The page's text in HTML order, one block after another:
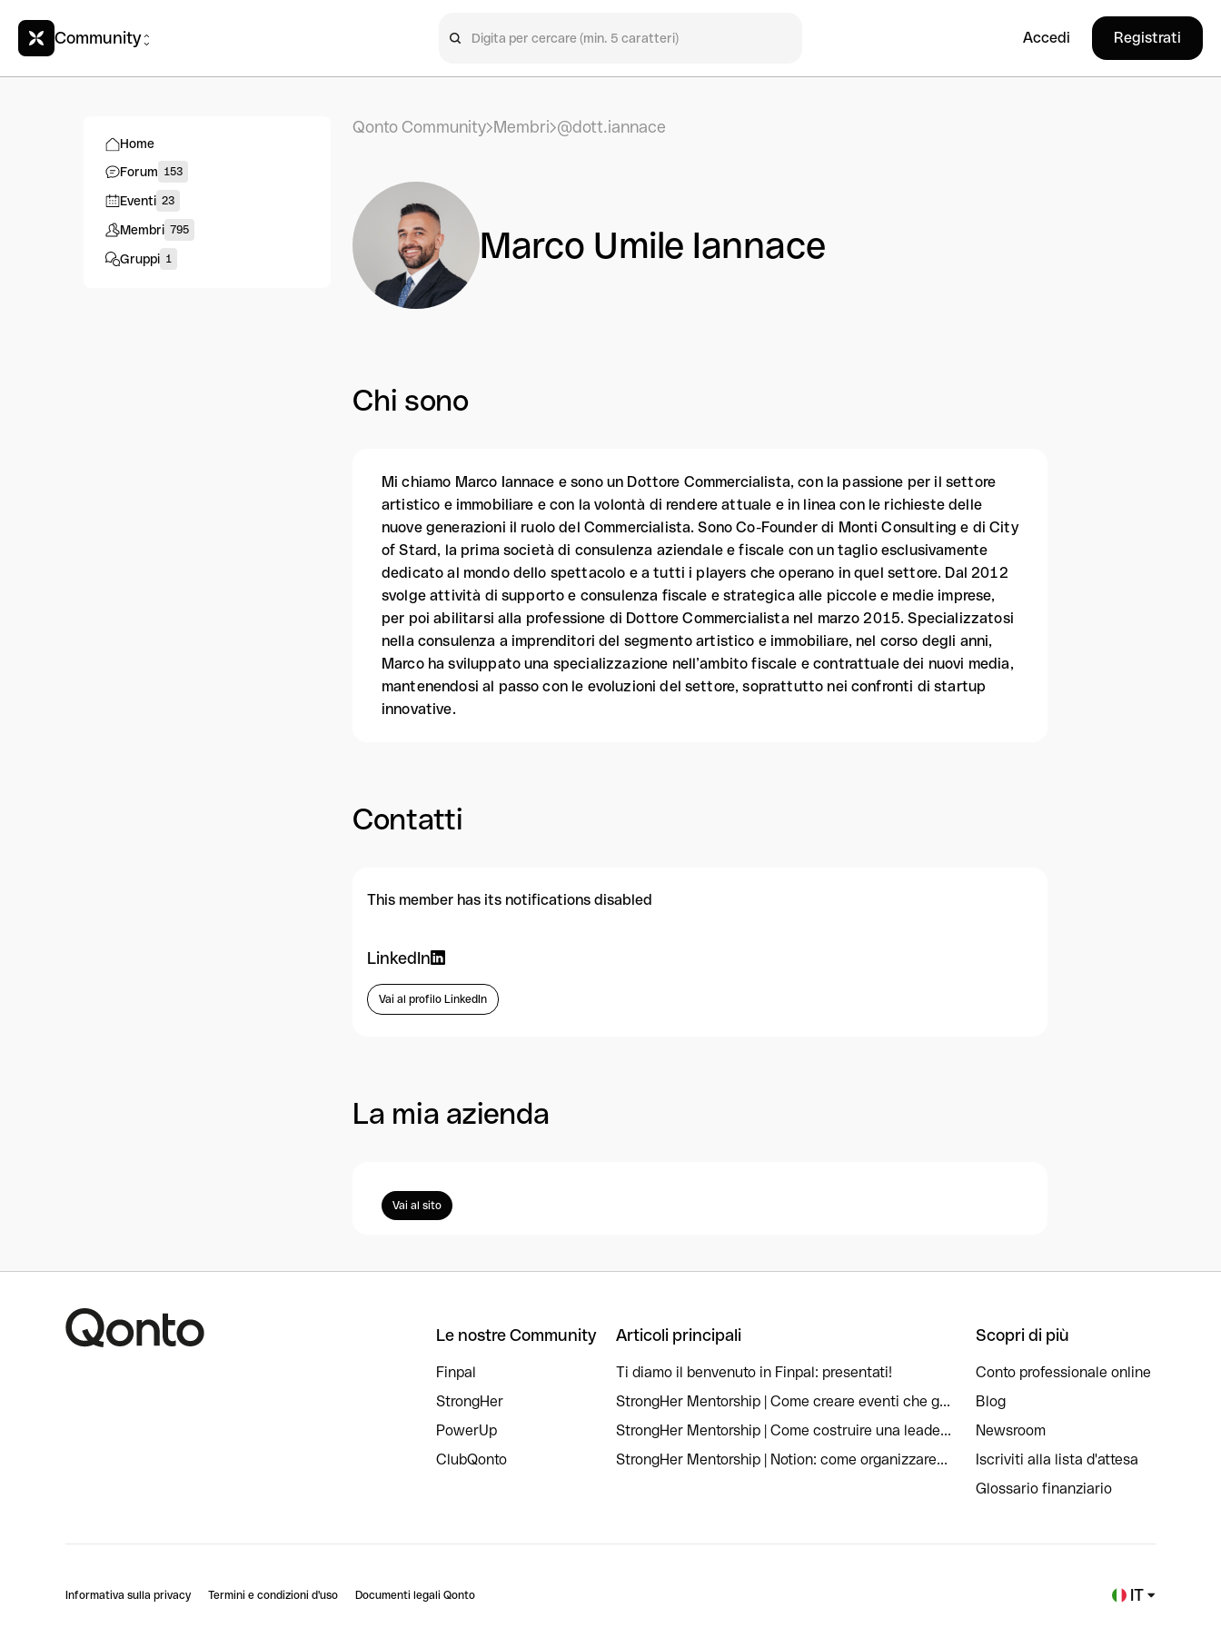
Community Accedi Registrati
Home
Forum 153
Eventi 23
Membri 795
Gruppi 1
Qonto Community Membri @dott.iannace
Marco Umile Iannace
Chi sono
Mi chiamo Marco Iannace e sono un Dottore Commercialista, con la passione per il settore
artistico e immobiliare e con la volontà di rendere attuale e in linea con le richieste delle
nuove generazioni il ruolo del Commercialista. Sono Co-Founder di Monti Consulting e di City
of Stard, la prima società di consulenza aziendale e fiscale con un taglio esclusivamente
dedicato al mondo dello spettacolo e a tutti i players che operano in quel settore. Dal 2012
svolge attività di supporto e consulenza fiscale e strategica alle piccole e medie imprese,
per poi abilitarsi alla professione di Dottore Commercialista nel marzo 2015. Specializzatosi
nella consulenza a imprenditori del segmento artistico e immobiliare, nel corso degli anni,
Marco ha sviluppato una specializzazione nell’ambito fiscale e contrattuale dei nuovi media,
mantenendosi al passo con le evoluzioni del settore, soprattutto nei confronti di startup
innovative.
Contatti
This member has its notifications disabled
LinkedIn
Vai al profilo LinkedIn
La mia azienda
Vai al sito
Le nostre Community
Finpal
StrongHer
PowerUp
ClubQonto
Articoli principali
Ti diamo il benvenuto in Finpal: presentati!
StrongHer Mentorship | Come creare eventi che g...
StrongHer Mentorship | Come costruire una leade...
StrongHer Mentorship | Notion: come organizzare...
Scopri di più
Conto professionale online
Blog
Newsroom
Iscriviti alla lista d'attesa
Glossario finanziario
Informativa sulla privacy Termini e condizioni d'uso Documenti legali Qonto IT